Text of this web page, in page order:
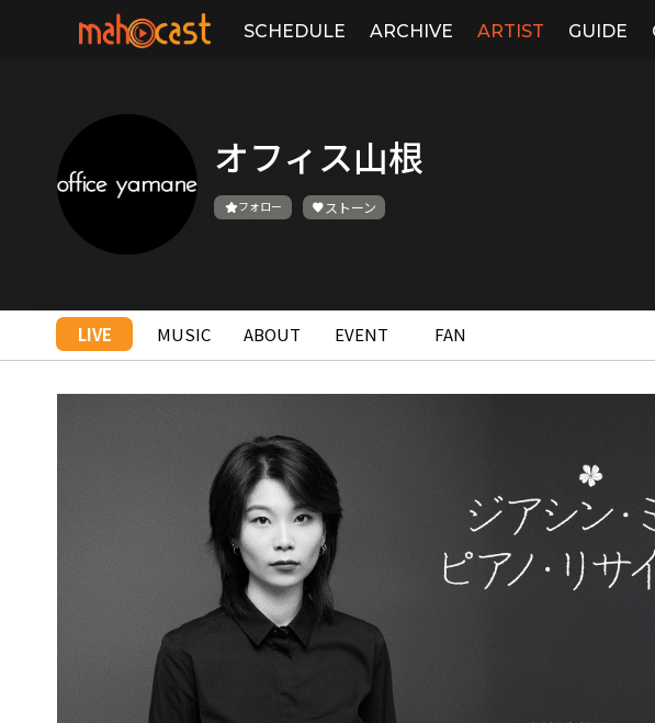
SCHEDULE ARCHIVE ARTIST GUIDE
オフィス山根
フォロー ストーン
LIVE MUSIC ABOUT EVENT FAN